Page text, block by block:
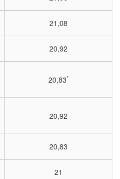
21,08
20,92
20,83*
20,92
20,83
21